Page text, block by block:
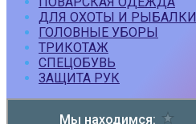
ДЛЯ ОХОТЫ И РЫБАЛКИ
ГОЛОВНЫЕ УБОРЫ
ТРИКОТАЖ
СПЕЦОБУВЬ
ЗАЩИТА РУК